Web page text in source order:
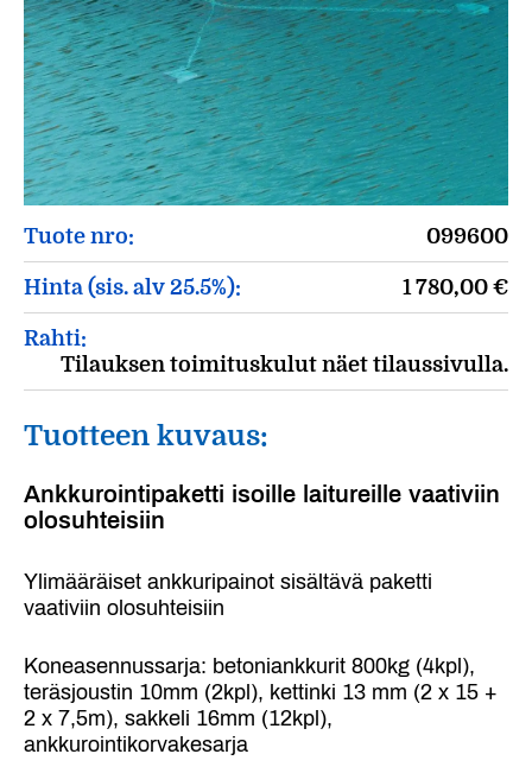
Tuote nro: 099600
Hinta (sis. alv 25.5%): 1 780,00 €
Rahti:
Tilauksen toimituskulut näet tilaussivulla.
Tuotteen kuvaus:
Ankkurointipaketti isoille laitureille vaativiin
olosuhteisiin
Ylimääräiset ankkuripainot sisältävä paketti
vaativiin olosuhteisiin
Koneasennussarja: betoniankkurit 800kg (4kpl),
teräsjoustin 10mm (2kpl), kettinki 13 mm (2 x 15 +
2 x 7,5m), sakkeli 16mm (12kpl),
ankkurointikorvakesarja